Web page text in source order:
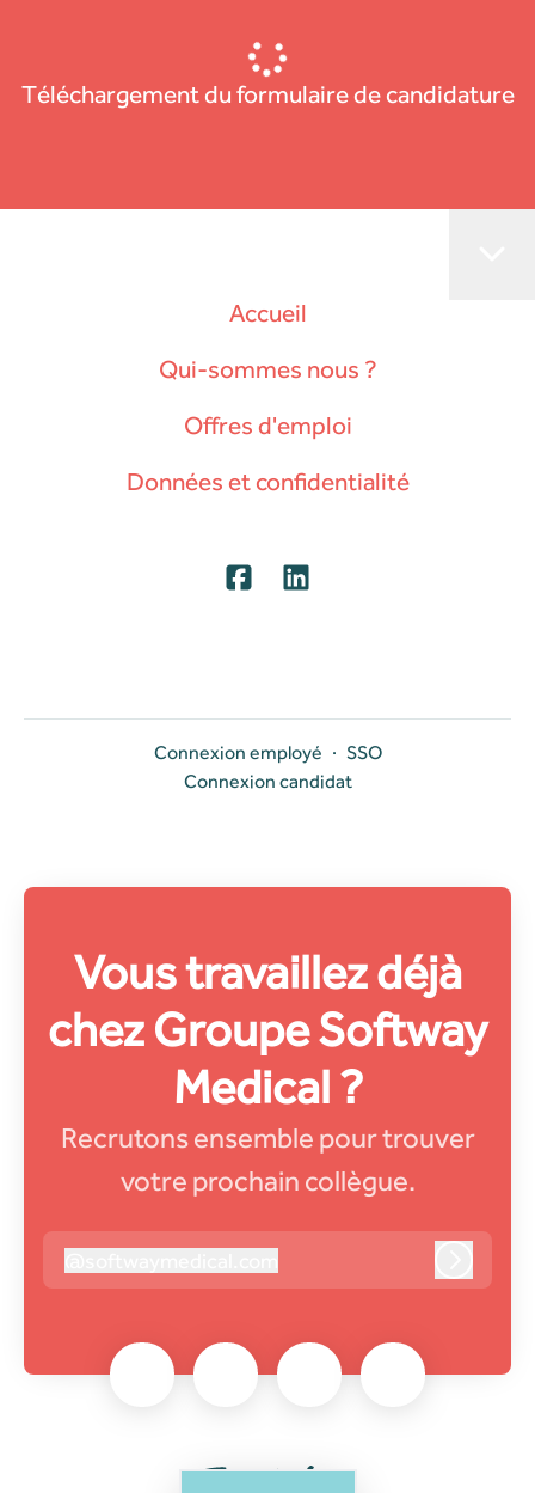
Téléchargement du formulaire de candidature
Accueil
Qui-sommes nous ?
Offres d'emploi
Données et confidentialité
Connexion employé · SSO
Connexion candidat
Vous travaillez déjà
chez Groupe Softway
Medical ?
Recrutons ensemble pour trouver
votre prochain collègue.
softwaymedical.com